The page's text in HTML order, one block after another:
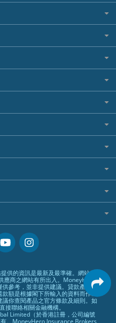
供的資訊是最新及最準確。網站所
應商之網站有所出入。MoneyHero
參考，並非提供建議。貸款產品比
額是根據閣下所輸入的資料而作出
你查閱產品之官方條款及細則。如
接聯絡相關金融機構。
Limited（於香港註冊，公司編號
。MoneyHero Insurance Brokers